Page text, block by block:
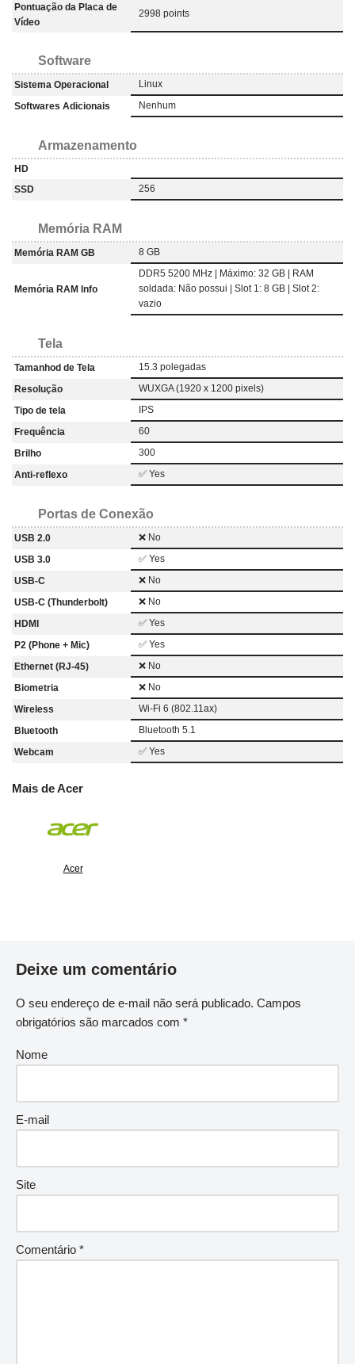
Pontuação da Placa de
Vídeo
2998 points
Software
Sistema Operacional
Linux
Softwares Adicionais
Nenhum
Armazenamento
HD
SSD
256
Memória RAM
Memória RAM GB 8 GB
Memória RAM Info
DDR5 5200 MHz | Máximo: 32 GB | RAM
soldada: Não possui | Slot 1: 8 GB | Slot 2:
vazio
Tela
Tamanhod de Tela
15.3 polegadas
Resolução
WUXGA (1920 x 1200 pixels)
Tipo de tela
IPS
Frequência
60
Brilho
300
Anti-reflexo
✅ Yes
Portas de Conexão
USB 2.0
❌ No
USB 3.0
✅ Yes
USB-C
❌ No
USB-C (Thunderbolt)
❌ No
HDMI
✅ Yes
P2 (Phone + Mic)
✅ Yes
Ethernet (RJ-45)
❌ No
Biometria
❌ No
Wireless
Wi-Fi 6 (802.11ax)
Bluetooth
Bluetooth 5.1
Webcam
✅ Yes
Mais de Acer
Acer
Deixe um comentário
O seu endereço de e-mail não será publicado. Campos
obrigatórios são marcados com *
Nome
E-mail
Site
Comentário *